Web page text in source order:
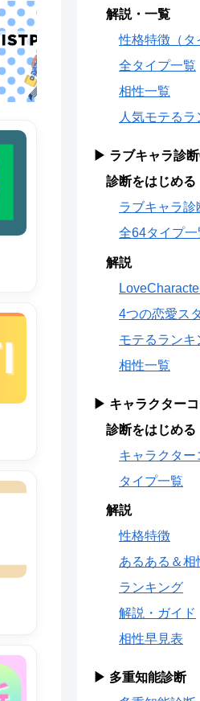
解説・一覧
性格特徴（タ
全タイプ一覧
相性一覧
人気モテる
▶ ラブキャラ診
診断をはじめる
ラブキャラ診
全64タイプ一
解説
4つの恋愛ス
モテるランキ
相性一覧
▶ キャラクターコ
診断をはじめる
キャラクター
タイプ一覧
解説
性格特徴
あるある＆相
ランキング
解説・ガイド
相性早見表
▶ 多重知能診断